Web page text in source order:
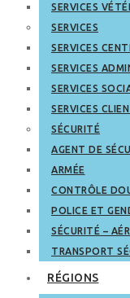
SERVICES
SERVICES
SERVICES
SERVICES
SERVICES
SERVICES
SÉCURITÉ
AGENT DE
ARMÉE
CONTRÔLE
POLICE ET
SÉCURITÉ –
TRANSPORT
RÉGIONS